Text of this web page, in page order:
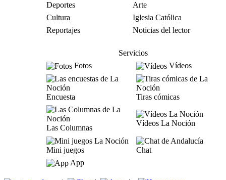
Deportes
Arte
Cultura
Iglesia Católica
Reportajes
Noticias del lector
Servicios
Fotos
Vídeos
Encuesta Tiras cómicas
Las Columnas
Vídeos La Noción
Mini juegos
Chat
App